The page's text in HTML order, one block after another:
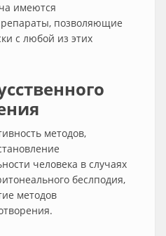
имеются
позволяющие
с любой из этих
методов,
человека в случаях
беслподия,
методов